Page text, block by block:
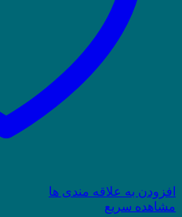
افزودن به علاقه مندی ها
مشاهده سریع